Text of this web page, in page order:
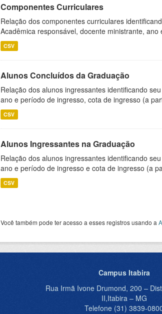
Componentes Curriculares
Relação dos componentes curriculares
Acadêmica responsável, docente ministrante, ano
CSV
Alunos Concluídos da Graduação
Relação dos alunos ingressantes identificando
ano e período de ingresso, cota de ingresso (a
CSV
Alunos Ingressantes na Graduação
Relação dos alunos ingressantes identificando
ano e período de ingresso e cota de ingresso (a
CSV
Você também pode ter acesso a esses registros usando a
Campus Itabira
Rua Irmã Ivone Drumond, 200 –
II,Itabira – MG
Telefone (31) 3839-